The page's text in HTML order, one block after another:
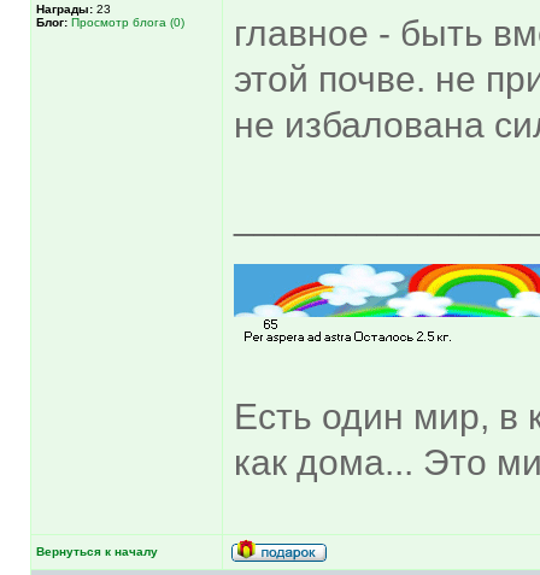
Награды: 23
Блог: Просмотр блога (0)
главное - быть
этой почве. не
не избалована
Есть один мир, в
как дома... Это
Вернуться к началу